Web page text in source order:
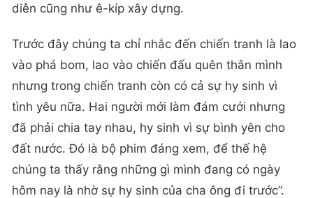
diễn cũng như ê-kíp xây dựng.
Trước đây chúng ta chỉ nhắc đến chiến tranh là lao
vào phá bom, lao vào chiến đấu quên thân mình
nhưng trong chiến tranh còn có cả sự hy sinh vì
tình yêu nữa. Hai người mới làm đám cưới nhưng
đã phải chia tay nhau, hy sinh vì sự bình yên cho
đất nước. Đó là bộ phim đáng xem, để thế hệ
chúng ta thấy rằng những gì mình đang có ngày
hôm nay là nhờ sự hy sinh của cha ông đi trước”.